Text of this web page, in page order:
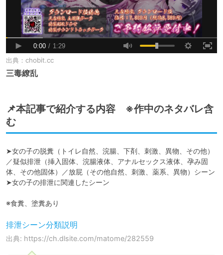
出典： chobit.cc
三毒繚乱
📌本記事で紹介する内容 ※作中のネタバレ含
む
➤女の子の脱糞（トイレ自然、浣腸、下剤、刺激、異物、その他）
／疑似排泄（挿入固体、浣腸液体、アナルセックス液体、孕み固
体、その他固体）／放屁（その他自然、刺激、薬系、異物）シーン
➤女の子の排泄に関連したシーン
※食糞、塗糞あり
排泄シーン分類説明
出典: https://ch.dlsite.com/matome/282559